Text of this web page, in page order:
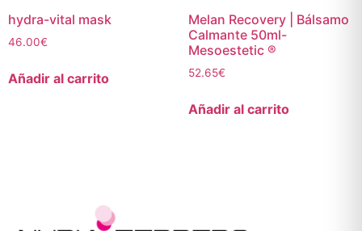
hydra-vital mask
46.00€
Añadir al carrito
Melan Recovery | Bálsamo
Calmante 50ml-
Mesoestetic ®
52.65€
Añadir al carrito